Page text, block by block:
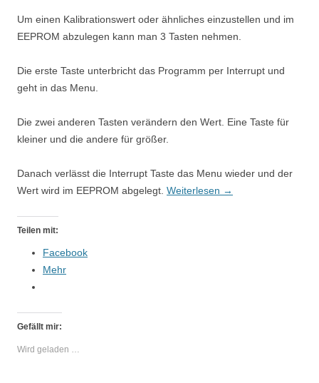
Um einen Kalibrationswert oder ähnliches einzustellen und im
EEPROM abzulegen kann man 3 Tasten nehmen.
Die erste Taste unterbricht das Programm per Interrupt und
geht in das Menu.
Die zwei anderen Tasten verändern den Wert. Eine Taste für
kleiner und die andere für größer.
Danach verlässt die Interrupt Taste das Menu wieder und der
Wert wird im EEPROM abgelegt. Weiterlesen →
Teilen mit:
Facebook
Mehr
Gefällt mir:
Wird geladen …